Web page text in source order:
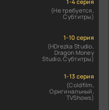
1-4 серия
(Не требуется,
Субтитры)
1-10 серия
(HDrezka Studio,
Dragon Money
Studio, Субтитры)
1-13 серия
(Coldfilm,
Оригинальный,
TVShows)